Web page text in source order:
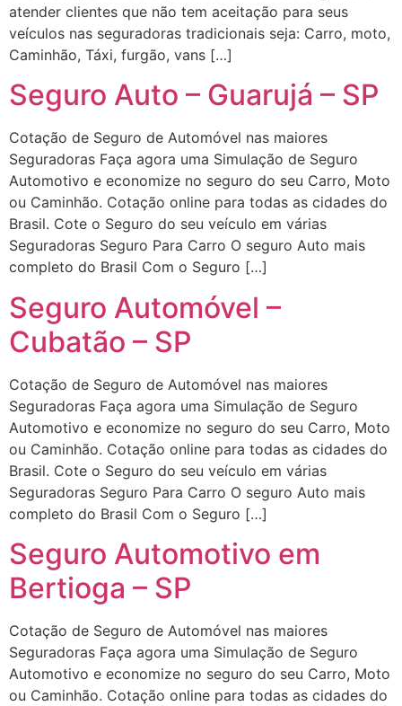
atender clientes que não tem aceitação para seus
veículos nas seguradoras tradicionais seja: Carro, moto,
Caminhão, Táxi, furgão, vans […]
Seguro Auto – Guarujá – SP
Cotação de Seguro de Automóvel nas maiores
Seguradoras Faça agora uma Simulação de Seguro
Automotivo e economize no seguro do seu Carro, Moto
ou Caminhão. Cotação online para todas as cidades do
Brasil. Cote o Seguro do seu veículo em várias
Seguradoras Seguro Para Carro O seguro Auto mais
completo do Brasil Com o Seguro […]
Seguro Automóvel –
Cubatão – SP
Cotação de Seguro de Automóvel nas maiores
Seguradoras Faça agora uma Simulação de Seguro
Automotivo e economize no seguro do seu Carro, Moto
ou Caminhão. Cotação online para todas as cidades do
Brasil. Cote o Seguro do seu veículo em várias
Seguradoras Seguro Para Carro O seguro Auto mais
completo do Brasil Com o Seguro […]
Seguro Automotivo em
Bertioga – SP
Cotação de Seguro de Automóvel nas maiores
Seguradoras Faça agora uma Simulação de Seguro
Automotivo e economize no seguro do seu Carro, Moto
ou Caminhão. Cotação online para todas as cidades do